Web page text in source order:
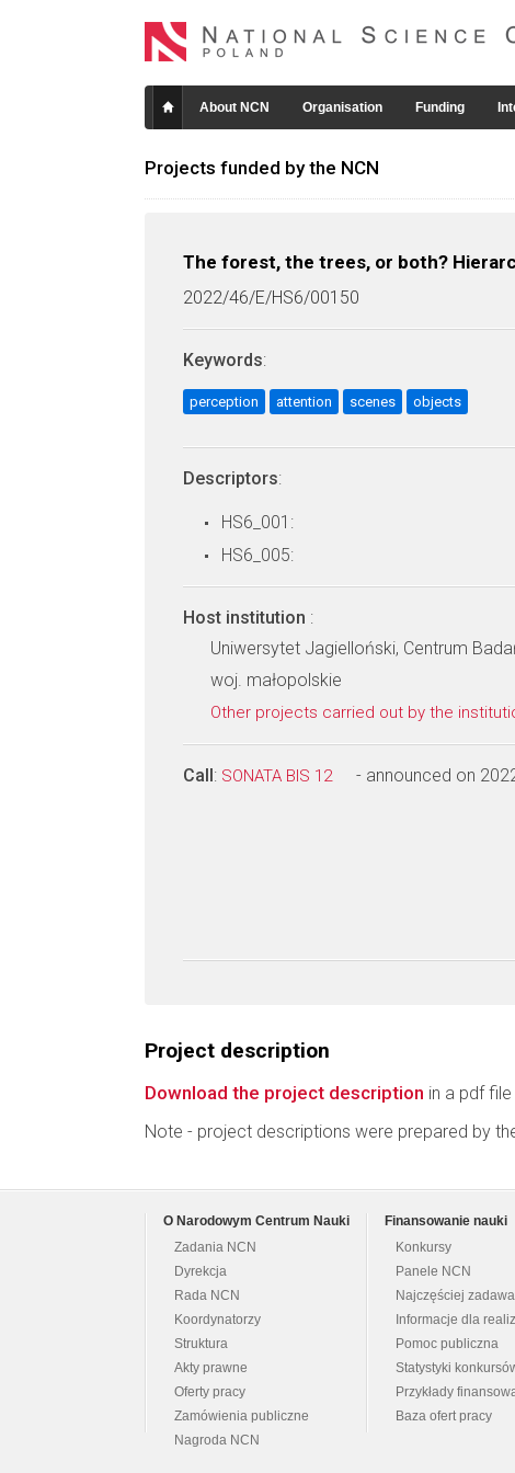
About NCN Organisation Funding
Projects funded by the NCN
The forest, the trees, or both?
2022/46/E/HS6/00150
Keywords:
perception attention scenes objects
Descriptors:
HS6_001:
HS6_005:
Host institution :
Uniwersytet Jagielloński, Centrum
woj. małopolskie
Other projects carried out by the
Call: SONATA BIS 12 - announced on
Project description
Download the project description in a pdf file
Note - project descriptions were prepared by
O Narodowym Centrum Nauki
Zadania NCN
Dyrekcja
Rada NCN
Koordynatorzy
Struktura
Akty prawne
Oferty pracy
Zamówienia publiczne
Nagroda NCN
Finansowanie nauki
Konkursy
Panele NCN
Najczęściej
Informacje dla
Pomoc publiczna
Statystyki
Przykłady
Baza ofert pracy